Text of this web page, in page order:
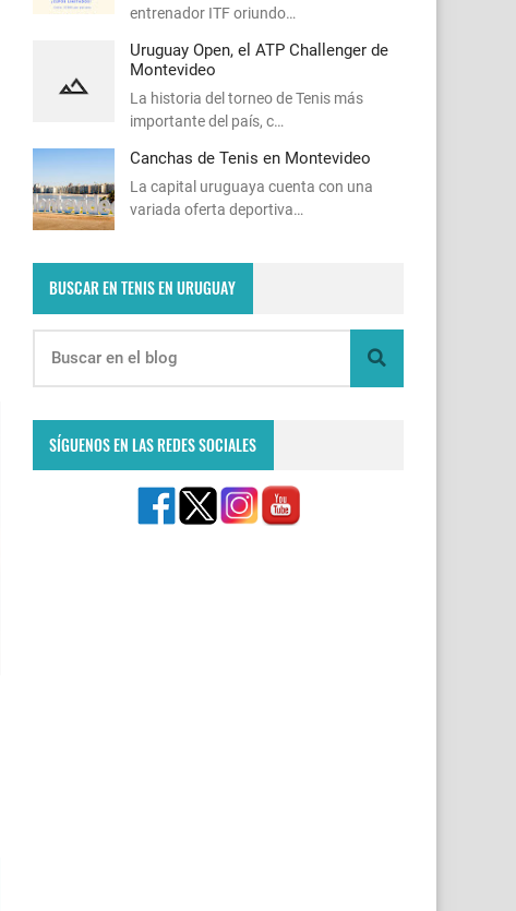
entrenador ITF oriundo…
Uruguay Open, el ATP Challenger de
Montevideo
La historia del torneo de Tenis más
importante del país, c…
Canchas de Tenis en Montevideo
La capital uruguaya cuenta con una
variada oferta deportiva…
BUSCAR EN TENIS EN URUGUAY
SÍGUENOS EN LAS REDES SOCIALES